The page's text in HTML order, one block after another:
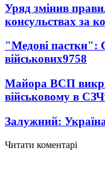
Уряд змінив
консульствах за
"Медові пастки":
військових9758
Майора ВСП
військовому в СЗЧ
Залужний:
Читати коментарі